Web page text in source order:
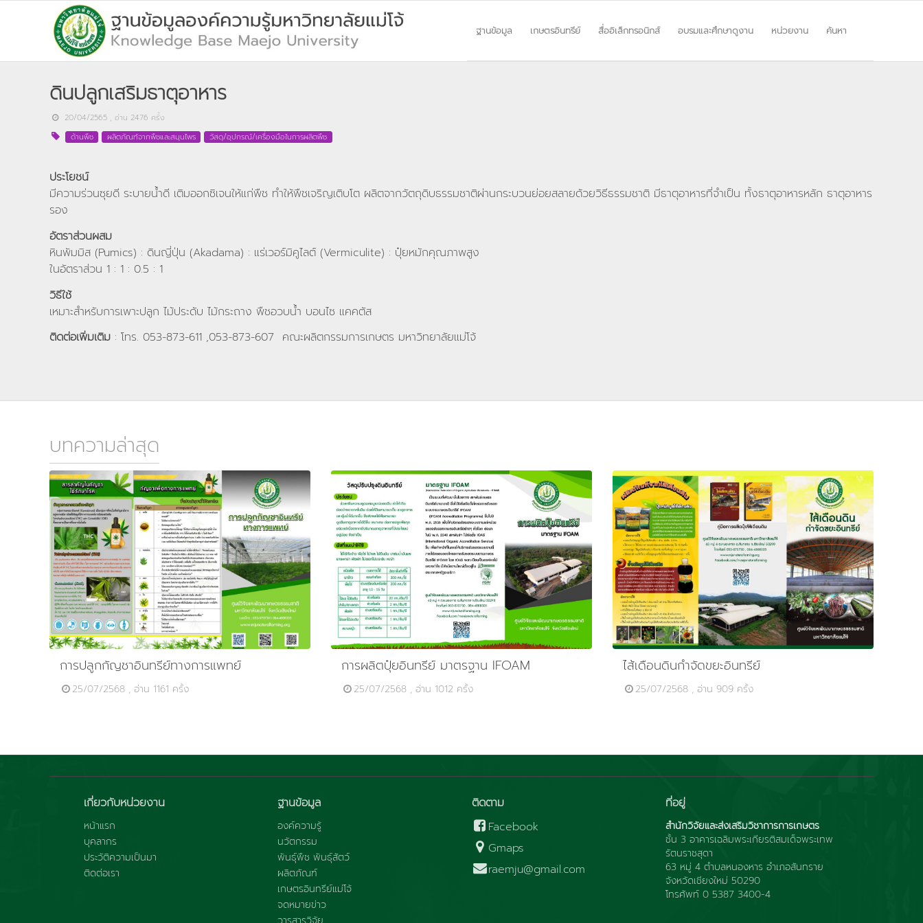
ฐานข้อมูล เกษตรอินทรีย์ สื่ออิเล็กทรอนิกส์ อบรมและศึกษาดูงาน หน่วยงาน ค้นหา
ดินปลูกเสริมธาตุอาหาร
20/04/2565 , อ่าน 2476 ครั้ง
ด้านพืช
ผลิตภัณฑ์จากพืชและสมุนไพร วัสดุ/อุปกรณ์/เครื่องมือในการผลิตพืช
ประโยชน์
มีความร่วนซุยดี ระบายน้ำดี เติมออกซิเจนให้แก่พืช ทำให้พืชเจริญเติบโต ผลิตจากวัตถุดิบธรรมชาติผ่านกระบวนย่อยสลายด้วยวิธีธรรมชาติ มีธาตุอาหารที่จำเป็น ทั้งธาตุอาหารหลัก ธาตุอาหาร
รอง
อัตราส่วนผสม
หินพัมมิส (Pumics) : ดินญี่ปุ่น (Akadama) : แร่เวอร์มิคูไลต์ (Vermiculite) : ปุ๋ยหมักคุณภาพสูง
ในอัตราส่วน 1 : 1 : 0.5 : 1
วิธีใช้
เหมาะสำหรับการเพาะปลูก ไม้ประดับ ไม้กระถาง พืชอวบน้ำ บอนไซ แคคตัส
ติดต่อเพิ่มเติม : โทร. 053-873-611 ,053-873-607 คณะผลิตกรรมการเกษตร มหาวิทยาลัยแม่โจ้
บทความล่าสุด
การปลูกกัญชาอินทรีย์ทางการแพทย์
25/07/2568 , อ่าน 1161 ครั้ง
การผลิตปุ๋ยอินทรีย์ มาตรฐาน IFOAM
25/07/2568 , อ่าน 1012 ครั้ง
ไส้เดือนดินกำจัดขยะอินทรีย์
25/07/2568 , อ่าน 909 ครั้ง
เกี่ยวกับหน่วยงาน
หน้าแรก
บุคลากร
ประวัติความเป็นมา
ติดต่อเรา
ฐานข้อมูล
องค์ความรู้
นวัตกรรม
พันธุ์พืช พันธุ์สัตว์
ผลิตภัณฑ์
เกษตรอินทรีย์แม่โจ้
จดหมายข่าว
ติดตาม
Facebook
Gmaps
raemju@gmail.com
ที่อยู่
สำนักวิจัยและส่งเสริมวิชาการการเกษตร
ชั้น 3 อาคารเฉลิมพระเกียรติสมเด็จพระเทพ
รัตนราชสุดา
63 หมู่ 4 ตำบลหนองหาร อำเภอสันทราย
จังหวัดเชียงใหม่ 50290
โทรศัพท์ 0 5387 3400-4